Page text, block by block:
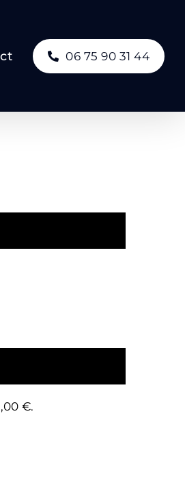
06 75 90 31 44
€.